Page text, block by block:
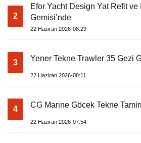
2
Efor Yacht Design Yat Refit ve
Gemisi’nde
22 Haziran 2026-08:29
3 Yener Tekne Trawler 35 Gezi
22 Haziran 2026-08:11
4 CG Marine Göcek Tekne
22 Haziran 2026-07:54